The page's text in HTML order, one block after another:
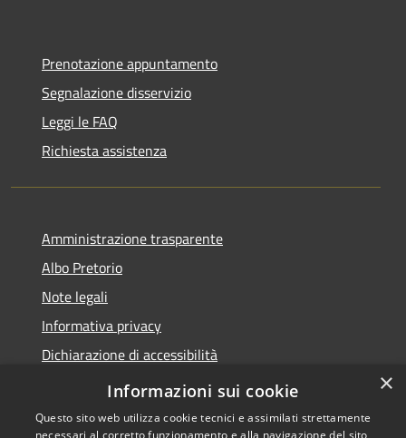
Prenotazione appuntamento
Segnalazione disservizio
Leggi le FAQ
Richiesta assistenza
Amministrazione trasparente
Albo Pretorio
Note legali
Informativa privacy
Dichiarazione di accessibilità
Obiettivi di accessibilità
×
Informazioni sui cookie
Questo sito web utilizza cookie tecnici e assimilati strettamente
necessari al corretto funzionamento e alla navigazione del sito,